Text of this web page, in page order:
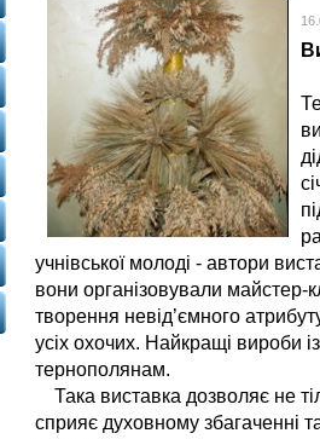
учнівської молоді - автори
вони організовували майстер-
творення невід’ємного
усіх охочих. Найкращі вироби
тернополянам.
Така виставка дозволяє не
сприяє духовному збагаченні